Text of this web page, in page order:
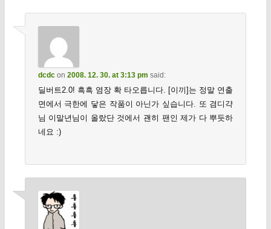
dcdcon 2008. 12. 30. at 3:13 pm said:
딜버트2.0! 흑흑 염장 확 타오릅니다. [이끼]는 정말 연출
면에서 극한에 닿은 작품이 아닌가 싶습니다. 또 겸디갹
님 이말년님이 올랐단 것에서 괜히 팬인 제가 다 뿌듯하
네요 :)